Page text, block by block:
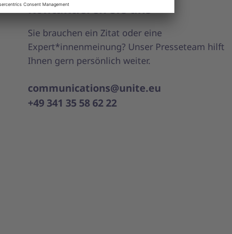
Kontaktieren Sie uns
Sie brauchen ein Zitat oder eine
Expert*innenmeinung? Unser Presseteam hilft
Ihnen gern persönlich weiter.
communications@unite.eu
+49 341 35 58 62 22